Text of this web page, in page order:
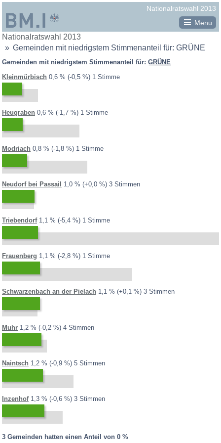
Nationalratswahl 2013
BM.I
Bundesministerium
für
Inneres
Österreich
Menu
Sie
befinden
sich
Nationalratswahl 2013
Gemeinden mit niedrigstem Stimmenanteil für: GRÜNE
Gemeinden mit niedrigstem Stimmenanteil für: GRÜNE
Kleinmürbisch 2013:
0,6 % 2008:
1,1 %
Differenz:
-0,5 % 1 Stimme
Heugraben 2013:
0,6 % 2008:
2,3 %
Differenz:
-1,7 % 1 Stimme
Modriach 2013:
0,8 % 2008:
2,6 %
Differenz:
-1,8 % 1 Stimme
Neudorf bei Passail 2013:
1,0 % 2008:
1,0 %
Differenz:
+0,0 % 3 Stimmen
Triebendorf 2013:
1,1 % 2008:
6,5 %
Differenz:
-5,4 % 1 Stimme
Frauenberg 2013:
1,1 % 2008:
3,9 %
Differenz:
-2,8 % 1 Stimme
Schwarzenbach an der Pielach 2013:
1,1 % 2008:
1,1 %
Differenz:
+0,1 % 3 Stimmen
Muhr 2013:
1,2 % 2008:
1,4 %
Differenz:
-0,2 % 4 Stimmen
Naintsch 2013:
1,2 % 2008:
2,1 %
Differenz:
-0,9 % 5 Stimmen
Inzenhof 2013:
1,3 % 2008:
1,8 %
Differenz:
-0,6 % 3 Stimmen
3 Gemeinden hatten einen Anteil von 0 %
Minima-Maxima-Analyse
Gemeinden mit der höchsten Wahlbeteiligung
Gemeinden mit der niedrigsten Wahlbeteiligung
ÖVP FPÖ BZÖ
PIRAT
CPÖ WANDL
PIRAT
CPÖ WANDL
Gemeinden mit größtem Zugewinn für ..
SPÖ
ÖVP
Gemeinden mit größtem Verlust für ..
SPÖ
ÖVP FPÖ BZÖ GRÜNE KPÖ CPÖ